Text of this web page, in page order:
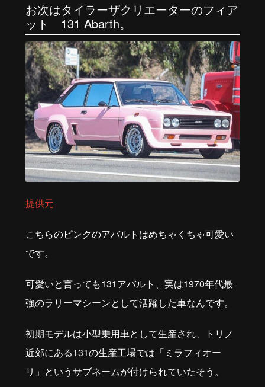
お次はタイラーザクリエーターのフィア
ット 131 Abarth。
提供元
こちらのピンクのアバルトはめちゃくちゃ可愛い
です。
可愛いと言っても131アバルト、実は1970年代最
強のラリーマシーンとして活躍した車なんです。
初期モデルは小型乗用車として生産され、トリノ
近郊にある131の生産工場では「ミラフィオー
リ」というサブネームが付けられていたそう。